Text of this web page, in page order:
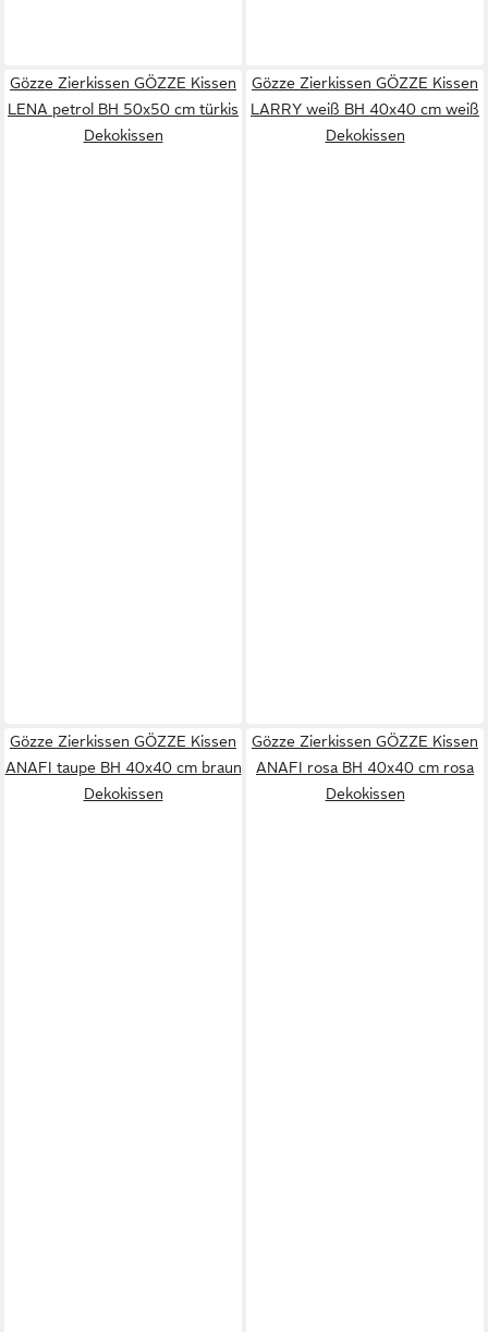
Gözze Zierkissen GÖZZE Kissen
LENA petrol BH 50x50 cm türkis
Dekokissen
Gözze Zierkissen GÖZZE Kissen
LARRY weiß BH 40x40 cm weiß
Dekokissen
Gözze Zierkissen GÖZZE Kissen
ANAFI taupe BH 40x40 cm braun
Dekokissen
Gözze Zierkissen GÖZZE Kissen
ANAFI rosa BH 40x40 cm rosa
Dekokissen